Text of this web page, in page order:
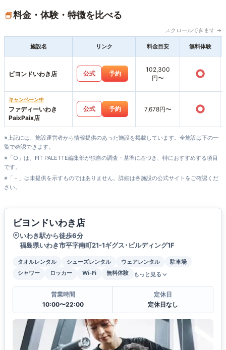
料金・体験・特徴を比べる
スクロールできます →
施設名 リンク 料金目安 無料体験
ビヨンドいわき店 公式 予約
102,300
円〜
○
キャンペーン中
ファディーいわき
PaixPaix店
公式 予約 7,678円〜 ○
※上記には、施設運営者から情報提供のあった施設を掲載しています。全施設は下の一
覧で確認できます。
※「○」は、FIT PALETTE編集部が独自の調査・基準に基づき、特におすすめする項目
です。
※「－」は未提供を示すものではありません。詳細は各施設の公式サイトをご確認くだ
さい。
ビヨンドいわき店
いわき駅から徒歩6分
福島県いわき市平字南町21-1ギグス･ビルディング1F
タオルレンタル シューズレンタル ウェアレンタル
駐車場
シャワー
ロッカー Wi-Fi 無料体験 もっと見る
営業時間
10:00〜22:00
定休日
定休日なし